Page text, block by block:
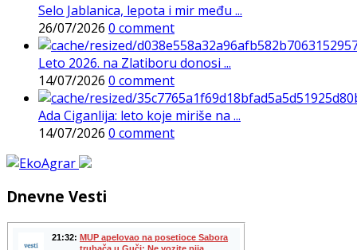
Selo Jablanica, lepota i mir među ...
26/07/2026 0 comment
Leto 2026. na Zlatiboru donosi ...
14/07/2026 0 comment
Ada Ciganlija: leto koje miriše na ...
14/07/2026 0 comment
Dnevne Vesti